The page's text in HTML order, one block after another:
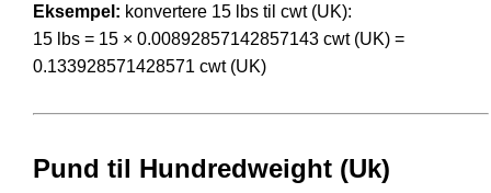
Eksempel: konvertere 15 lbs til cwt (UK):
15 lbs = 15 × 0.00892857142857143 cwt (UK) =
0.133928571428571 cwt (UK)
Pund til Hundredweight (Uk)